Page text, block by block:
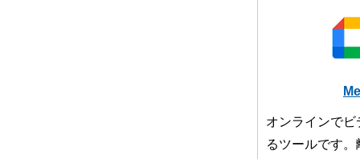
オンラインで
るツールです